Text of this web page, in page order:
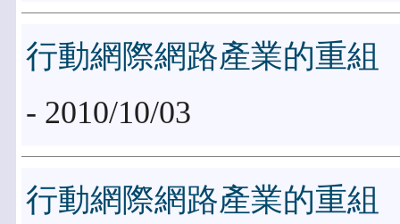
行動網際網路產業的重組
- 2010/10/03
行動網際網路產業的重組